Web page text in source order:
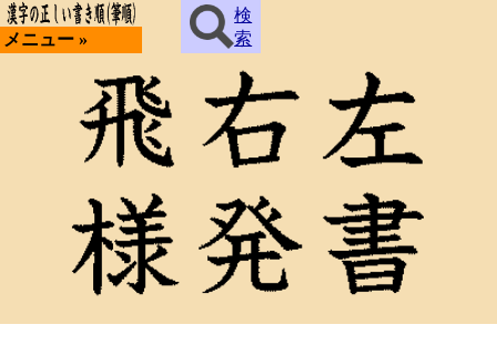
メニュー »
検
索